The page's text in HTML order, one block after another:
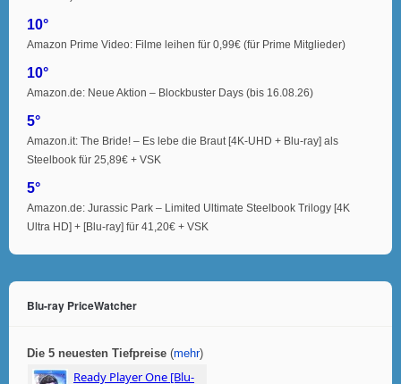
10°
Amazon Prime Video: Filme leihen für 0,99€ (für Prime Mitglieder)
10°
Amazon.de: Neue Aktion – Blockbuster Days (bis 16.08.26)
5°
Amazon.it: The Bride! – Es lebe die Braut [4K-UHD + Blu-ray] als
Steelbook für 25,89€ + VSK
5°
Amazon.de: Jurassic Park – Limited Ultimate Steelbook Trilogy [4K
Ultra HD] + [Blu-ray] für 41,20€ + VSK
Blu-ray PriceWatcher
Die 5 neuesten Tiefpreise (mehr)